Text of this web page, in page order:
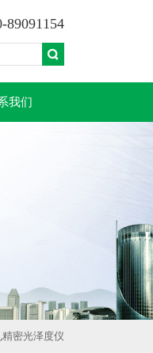
89091154
我们
密光泽度仪